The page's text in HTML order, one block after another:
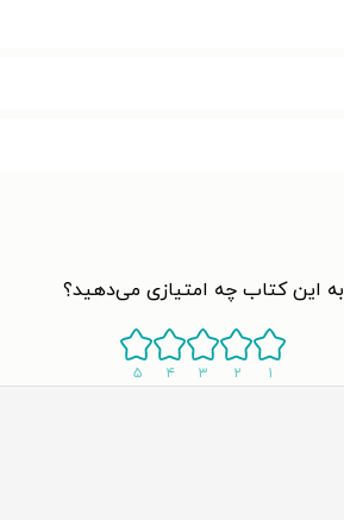
به این کتاب چه امتیازی می‌دهید؟
۱ ۲ ۳ ۴ ۵